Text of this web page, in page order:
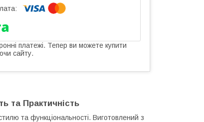
платежі. Тепер ви можете купити
сайту.
та Практичність
та функціональності. Виготовлений з